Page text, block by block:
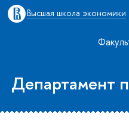
Высшая школа экономики
Департамент